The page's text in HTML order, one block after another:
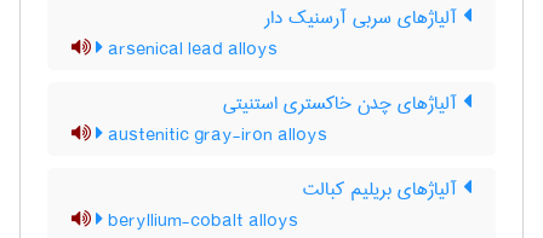
آلیاژهای سربی آرسنیک دار
arsenical lead alloys
آلیاژهای چدن خاکستری استنیتی
austenitic gray-iron alloys
آلیاژهای بریلیم کبالت
beryllium-cobalt alloys